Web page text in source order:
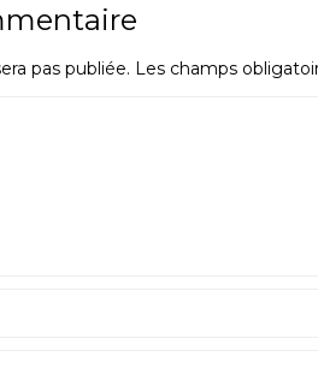
pas publiée. Les champs